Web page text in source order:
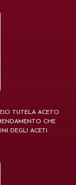
TUTELA ACETO
CHE
DEGLI ACETI.